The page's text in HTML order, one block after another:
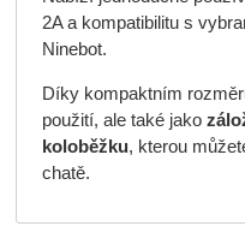
2A a kompatibilitu s
Ninebot.
Díky kompaktním
použití, ale také jako
koloběžku, kterou
chatě.